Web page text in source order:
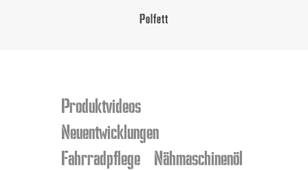
Polfett
Produktvideos
Neuentwicklungen
Fahrradpflege
Nähmaschinenöl